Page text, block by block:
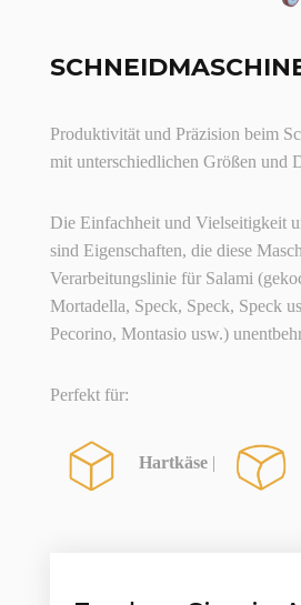
Produktivität und Präzision beim
mit unterschiedlichen Größen und
Die Einfachheit und Vielseitigkeit
sind Eigenschaften, die diese
Verarbeitungslinie für Salami
Mortadella, Speck, Speck, Speck
Pecorino, Montasio usw.)
Perfekt für:
Hartkäse |